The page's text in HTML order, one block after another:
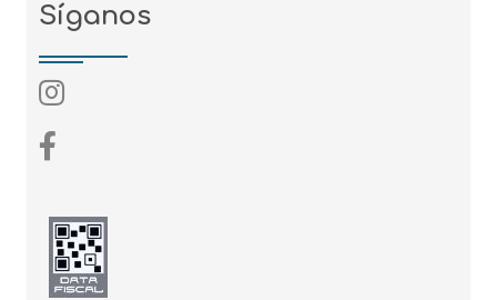
Síganos